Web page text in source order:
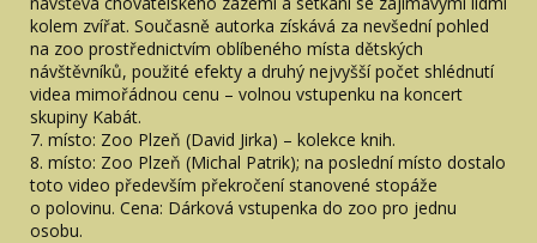
kolem zvířat. Současně autorka získává za nevšední pohled
na zoo prostřednictvím oblíbeného místa dětských
návštěvníků, použité efekty a druhý nejvyšší počet shlédnutí
videa mimořádnou cenu – volnou vstupenku na koncert
skupiny Kabát.
7. místo: Zoo Plzeň (David Jirka) – kolekce knih.
8. místo: Zoo Plzeň (Michal Patrik); na poslední místo dostalo
toto video především překročení stanovené stopáže
o polovinu. Cena: Dárková vstupenka do zoo pro jednu
osobu.